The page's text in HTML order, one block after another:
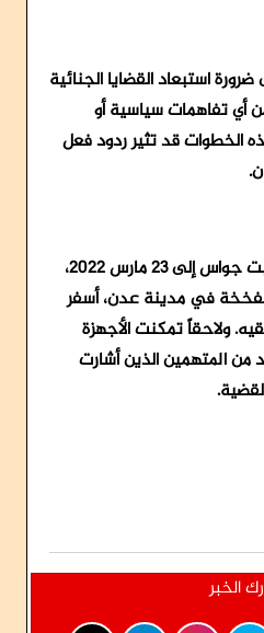
استبعاد القضايا الجنائية
أي تفاهمات سياسية أو
الخطوات قد تثير ردود فعل
ويعود ملف اغتيال اللواء ثابت جواس إلى 23 مارس 2022،
في مدينة عدن، أسفر
ولاحقاً تمكنت الأجهزة
المتهمين الذين أشارت
الخبر